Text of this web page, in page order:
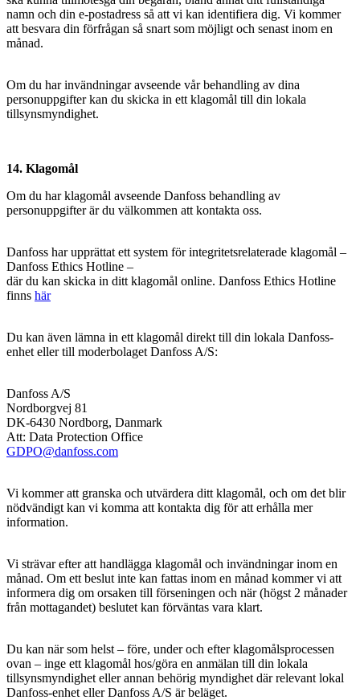
namn och din e-postadress så att vi kan identifiera dig. Vi kommer
att besvara din förfrågan så snart som möjligt och senast inom en
månad.
Om du har invändningar avseende vår behandling av dina
personuppgifter kan du skicka in ett klagomål till din lokala
tillsynsmyndighet.
14. Klagomål
Om du har klagomål avseende Danfoss behandling av
personuppgifter är du välkommen att kontakta oss.
Danfoss har upprättat ett system för integritetsrelaterade klagomål –
Danfoss Ethics Hotline –
där du kan skicka in ditt klagomål online. Danfoss Ethics Hotline
finns här
Du kan även lämna in ett klagomål direkt till din lokala Danfoss-
enhet eller till moderbolaget Danfoss A/S:
Danfoss A/S
Nordborgvej 81
DK-6430 Nordborg, Danmark
Att: Data Protection Office
GDPO@danfoss.com
Vi kommer att granska och utvärdera ditt klagomål, och om det blir
nödvändigt kan vi komma att kontakta dig för att erhålla mer
information.
Vi strävar efter att handlägga klagomål och invändningar inom en
månad. Om ett beslut inte kan fattas inom en månad kommer vi att
informera dig om orsaken till förseningen och när (högst 2 månader
från mottagandet) beslutet kan förväntas vara klart.
Du kan när som helst – före, under och efter klagomålsprocessen
ovan – inge ett klagomål hos/göra en anmälan till din lokala
tillsynsmyndighet eller annan behörig myndighet där relevant lokal
Danfoss-enhet eller Danfoss A/S är beläget.